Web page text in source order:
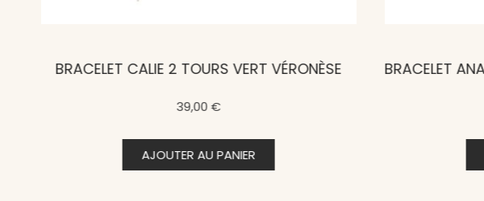
BRACELET CALIE 2 TOURS VERT VÉRONÈSE
39,00 €
AJOUTER AU PANIER